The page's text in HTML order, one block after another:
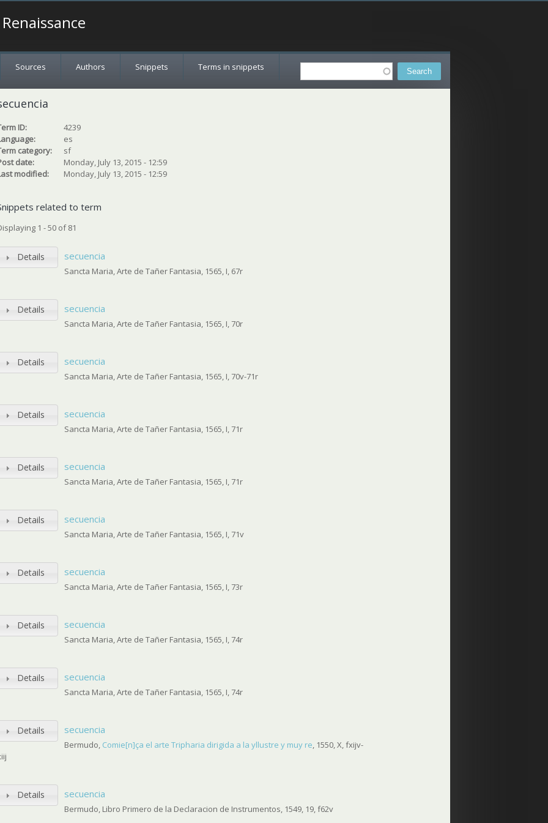
Search
Sources Authors Snippets Terms in snippets
ID:
4239
es
category:
sf
date:
Monday, July 13, 2015 - 12:59
modified:
Monday, July 13, 2015 - 12:59
related to term
1 - 50 of 81
Details secuencia
Sancta Maria, Arte de Tañer Fantasia, 1565, I, 67r
Details secuencia
Sancta Maria, Arte de Tañer Fantasia, 1565, I, 70r
Details secuencia
Sancta Maria, Arte de Tañer Fantasia, 1565, I, 70v-71r
Details secuencia
Sancta Maria, Arte de Tañer Fantasia, 1565, I, 71r
Details secuencia
Sancta Maria, Arte de Tañer Fantasia, 1565, I, 71r
Details secuencia
Sancta Maria, Arte de Tañer Fantasia, 1565, I, 71v
Details secuencia
Sancta Maria, Arte de Tañer Fantasia, 1565, I, 73r
Details secuencia
Sancta Maria, Arte de Tañer Fantasia, 1565, I, 74r
Details secuencia
Sancta Maria, Arte de Tañer Fantasia, 1565, I, 74r
Details secuencia
Bermudo, Comie[n]ça el arte Tripharia dirigida a la yllustre y muy re, 1550, X, fxijv-
Details secuencia
Bermudo, Libro Primero de la Declaracion de Instrumentos, 1549, 19, f62v